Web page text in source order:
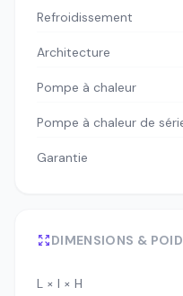
Refroidissement
Architecture
Pompe à chaleur
Pompe à chaleur de
Garantie
DIMENSIONS &
L × l × H